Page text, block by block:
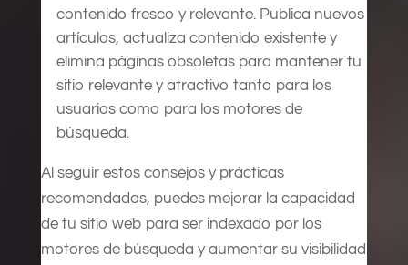
contenido fresco y relevante. Publica nuevos
artículos, actualiza contenido existente y
elimina páginas obsoletas para mantener tu
sitio relevante y atractivo tanto para los
usuarios como para los motores de
búsqueda.
Al seguir estos consejos y prácticas
recomendadas, puedes mejorar la capacidad
de tu sitio web para ser indexado por los
motores de búsqueda y aumentar su visibilidad